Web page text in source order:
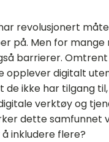
revolusjonert
på. Men for mange
barrierer.
opplever digitalt
ikke har tilgang
verktøy og
dette samfunnet
inkludere flere?